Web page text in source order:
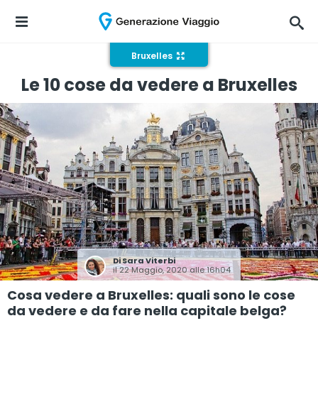
Bruxelles
Le 10 cose da vedere a Bruxelles
DiSara Viterbi
il 22 Maggio, 2020 alle 16h04
Cosa vedere a Bruxelles: quali sono le cose
da vedere e da fare nella capitale belga?